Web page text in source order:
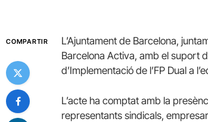
COMPARTIR
L’Ajuntament de Barcelona,
Barcelona Activa, amb el suport
d’Implementació de l’FP Dual a
L’acte ha comptat amb la
representants sindicals,